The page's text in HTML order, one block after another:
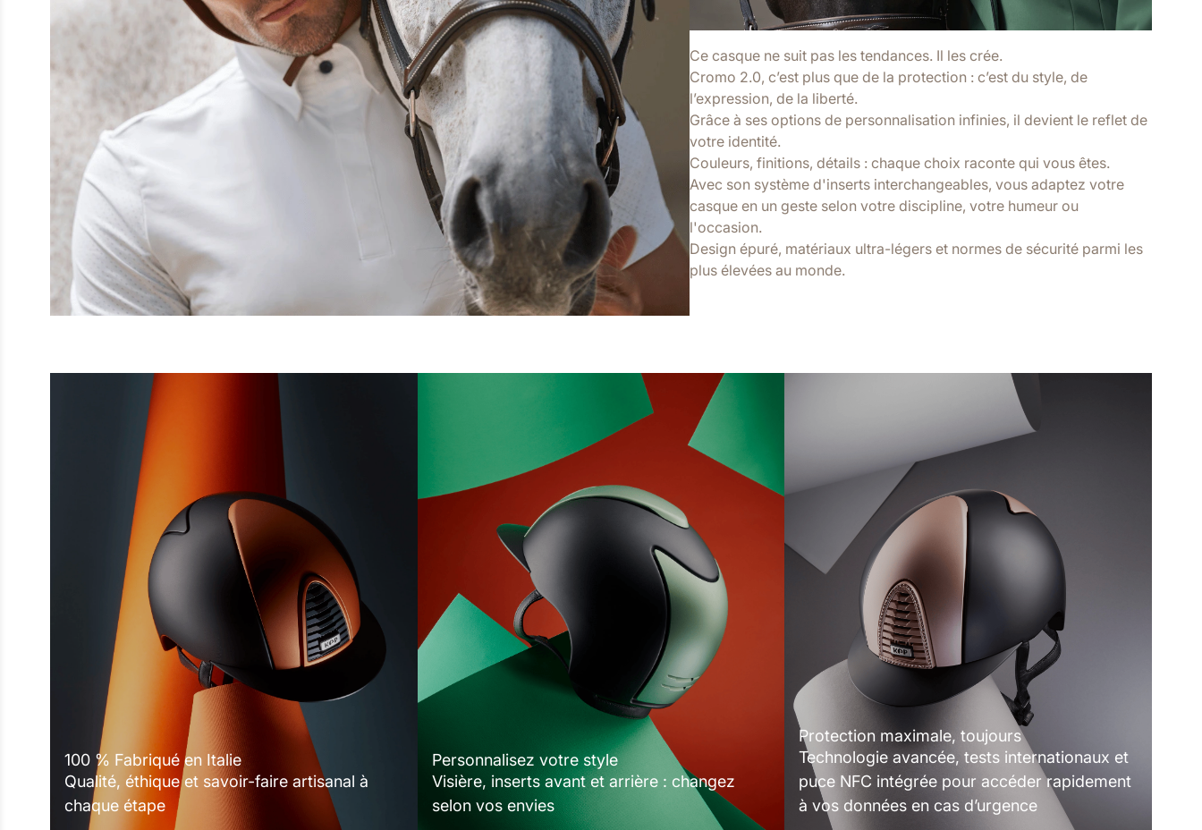
Ce casque ne suit pas les tendances. Il les crée.
Cromo 2.0, c’est plus que de la protection : c’est du style, de
l’expression, de la liberté.
Grâce à ses options de personnalisation infinies, il devient le reflet de
votre identité.
Couleurs, finitions, détails : chaque choix raconte qui vous êtes.
Avec son système d'inserts interchangeables, vous adaptez votre
casque en un geste selon votre discipline, votre humeur ou
l'occasion.
Design épuré, matériaux ultra-légers et normes de sécurité parmi les
plus élevées au monde.
100 % Fabriqué en Italie
Qualité, éthique et savoir-faire artisanal à
chaque étape
Personnalisez votre style
Visière, inserts avant et arrière : changez
selon vos envies
Protection maximale, toujours
Technologie avancée, tests internationaux et
puce NFC intégrée pour accéder rapidement
à vos données en cas d’urgence